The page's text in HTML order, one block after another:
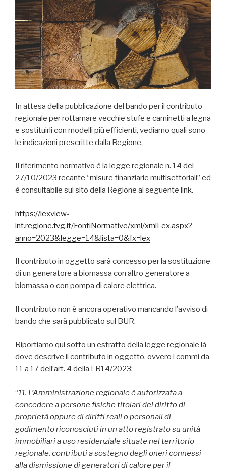
In attesa della pubblicazione del bando per il contributo
regionale per rottamare vecchie stufe e caminetti a legna
e sostituirli con modelli più efficienti, vediamo quali sono
le indicazioni prescritte dalla Regione.
Il riferimento normativo è la legge regionale n. 14 del
27/10/2023 recante “misure finanziarie multisettoriali” ed
è consultabile sul sito della Regione al seguente link.
https://lexview-
int.regione.fvg.it/FontiNormative/xml/xmlLex.aspx?
anno=2023&legge=14&lista=0&fx=lex
Il contributo in oggetto sarà concesso per la sostituzione
di un generatore a biomassa con altro generatore a
biomassa o con pompa di calore elettrica.
Il contributo non è ancora operativo mancando l’avviso di
bando che sarà pubblicato sul BUR.
Riportiamo qui sotto un estratto della legge regionale là
dove descrive il contributo in oggetto, ovvero i commi da
11 a 17 dell’art. 4 della LR14/2023:
“11. L’Amministrazione regionale è autorizzata a
concedere a persone fisiche titolari del diritto di
proprietà oppure di diritti reali o personali di
godimento riconosciuti in un atto registrato su unità
immobiliari a uso residenziale situate nel territorio
regionale, contributi a sostegno degli oneri connessi
alla dismissione di generatori di calore per il